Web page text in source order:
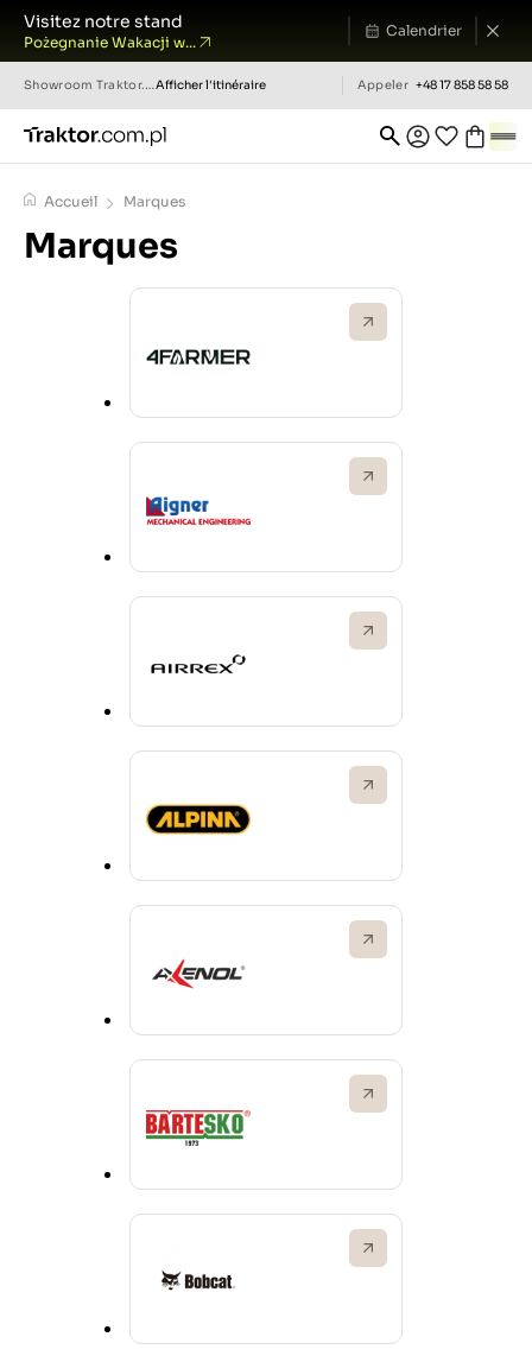
Visitez notre stand
Pożegnanie Wakacji w...
Calendrier
Showroom Traktor.com.pl Afficher l'itinéraire Appeler +48 17 858 58 58
Accueil Marques
Marques